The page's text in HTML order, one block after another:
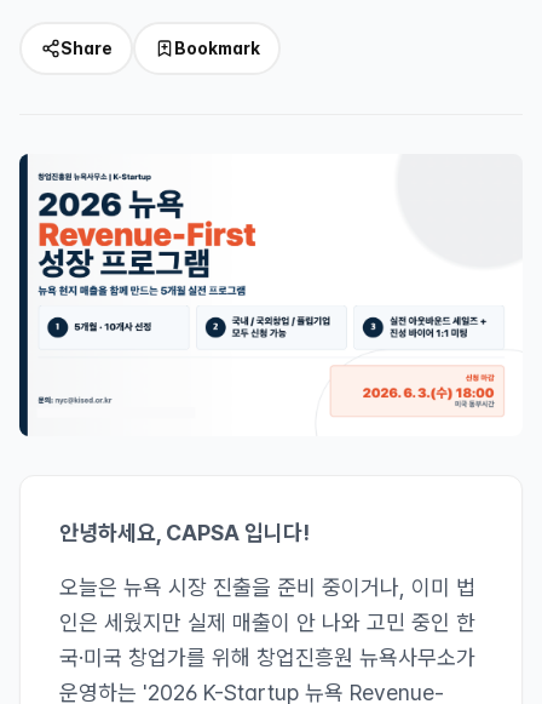
Share Bookmark
안녕하세요, CAPSA 입니다!
오늘은 뉴욕 시장 진출을 준비 중이거나, 이미 법
인은 세웠지만 실제 매출이 안 나와 고민 중인 한
국·미국 창업가를 위해 창업진흥원 뉴욕사무소가
운영하는 '2026 K-Startup 뉴욕 Revenue-